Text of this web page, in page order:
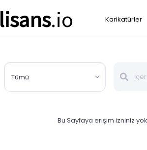
lisans.io Karikatürler
Tümü
Bu Sayfaya erişim izniniz yok